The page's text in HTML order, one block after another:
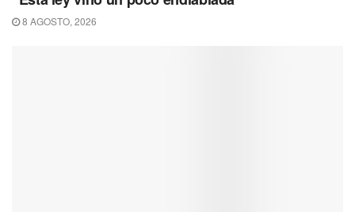
8 AGOSTO, 2026